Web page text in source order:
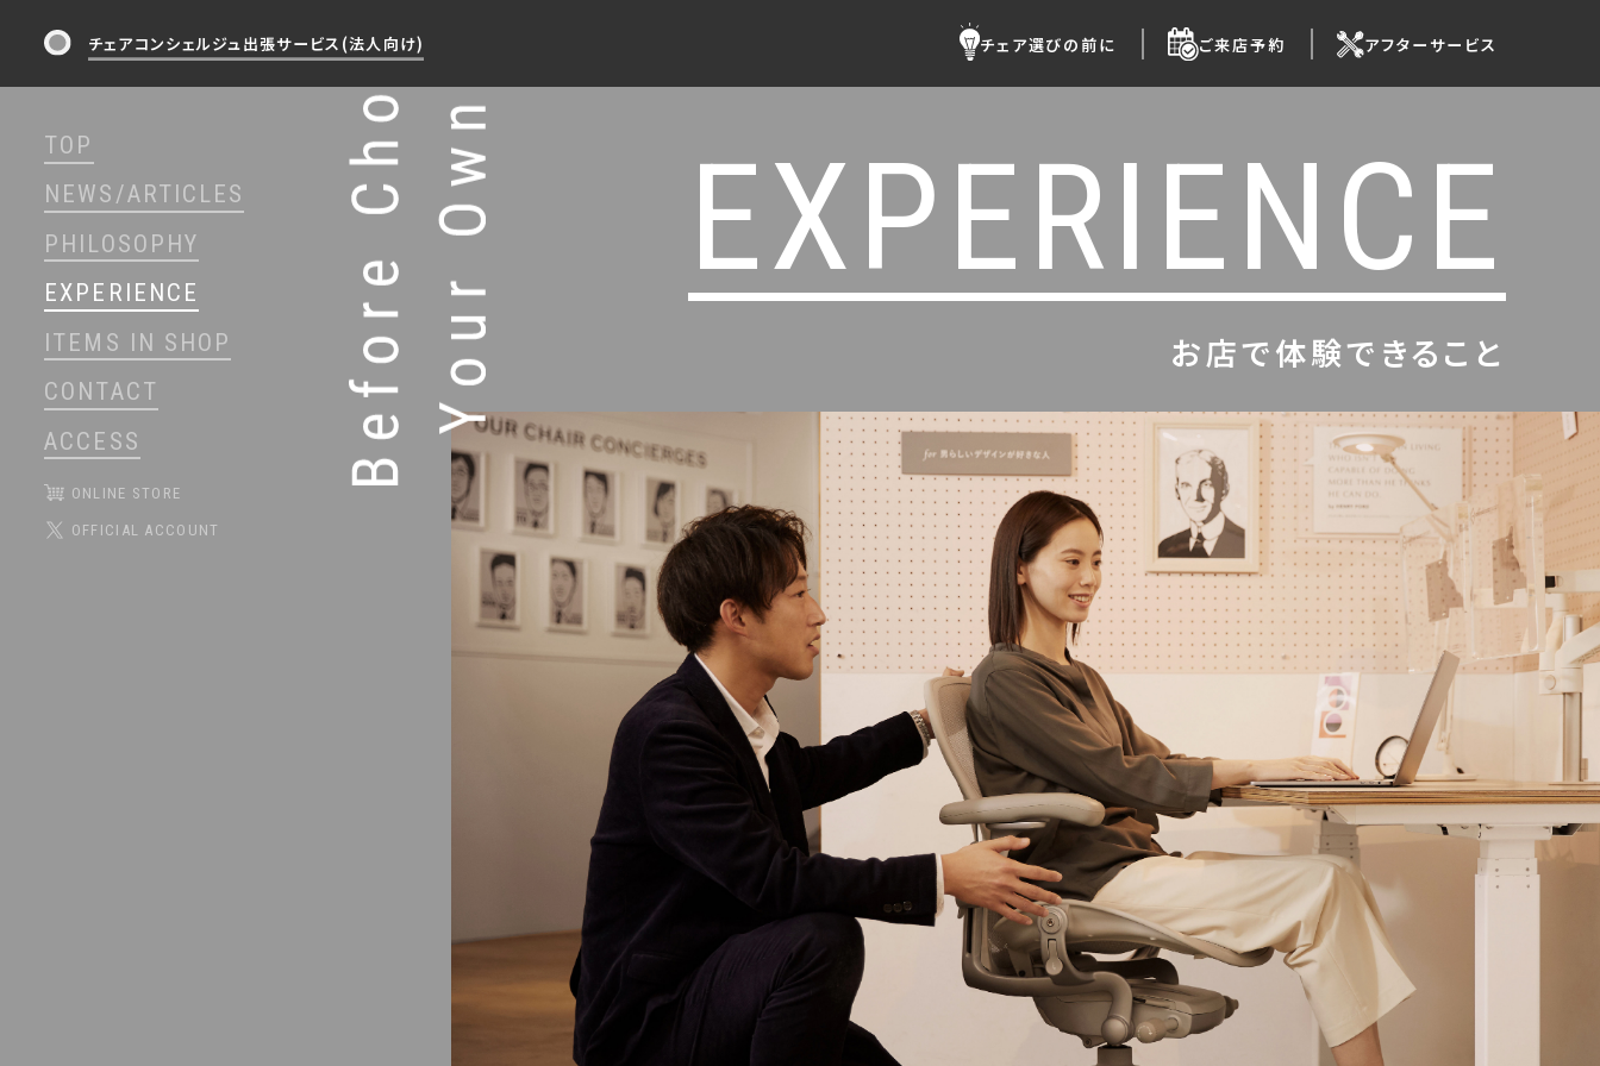
TOP
NEWS/ARTICLES
PHILOSOPHY
EXPERIENCE
ITEMS IN SHOP
CONTACT
ACCESS
ONLINE STORE
OFFICIAL ACCOUNT
チェアコンシェルジュ出張サービス(法人向け) チェア選びの前に ご来店予約 アフターサービス
EXPERIENCE
お店で体験できること